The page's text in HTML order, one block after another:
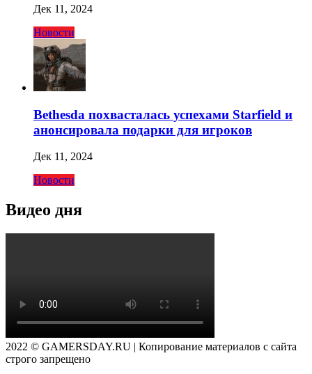
Дек 11, 2024
Новости
Bethesda похвасталась успехами Starfield и
анонсировала подарки для игроков
Дек 11, 2024
Новости
Видео дня
2022 © GAMERSDAY.RU | Копирование материалов с сайта
строго запрещено